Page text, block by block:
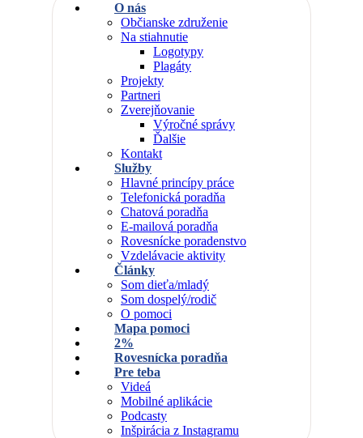
O nás
Občianske združenie
Na stiahnutie
Logotypy
Plagáty
Projekty
Partneri
Zverejňovanie
Výročné správy
Ďalšie
Kontakt
Služby
Hlavné princípy práce
Telefonická poradňa
Chatová poradňa
E-mailová poradňa
Rovesnícke poradenstvo
Vzdelávacie aktivity
Články
Som dieťa/mladý
Som dospelý/rodič
O pomoci
Mapa pomoci
2%
Rovesnícka poradňa
Pre teba
Videá
Mobilné aplikácie
Podcasty
Inšpirácia z Instagramu